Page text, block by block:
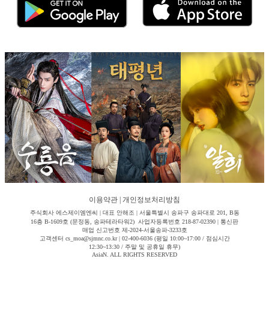
이용약관 개인정보처리방침
주식회사 에스제이엠엔씨 | 대표 안해조 | 서울특별시 송파구 송파대로 201, B동
16층 B-1609호 (문정동, 송파테라타워2) 사업자등록번호 218-87-02390 | 통신판
매업 신고번호 제-2024-서울송파-3233호
고객센터 cs_moa@sjmnc.co.kr | 02-400-6036 (평일 10:00~17:00 / 점심시간
12:30~13:30 / 주말 및 공휴일 휴무)
AsiaN. ALL RIGHTS RESERVED